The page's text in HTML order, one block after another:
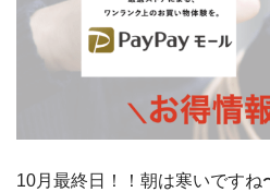
10月最終日！！朝は寒いです